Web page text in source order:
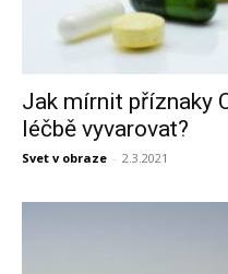
Jak mírnit příznaky
léčbě vyvarovat?
Svet v obraze - 2.3.2021